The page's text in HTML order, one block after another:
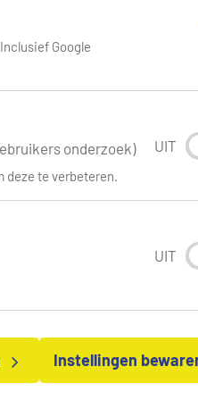
Het
De
Uw
Google
onderzoek)
deze te verbeteren.
UIT
UIT
Instellingen